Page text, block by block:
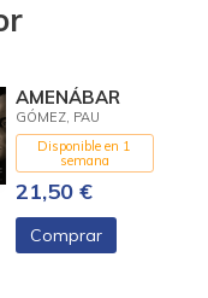
AMENÁBAR
GÓMEZ, PAU
Disponible en 1
semana
21,50 €
Comprar